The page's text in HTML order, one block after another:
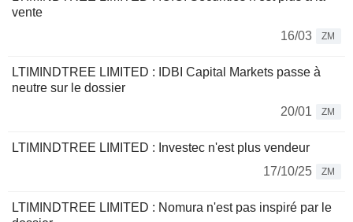
vente
16/03
ZM
LTIMINDTREE LIMITED : IDBI Capital Markets passe à
neutre sur le dossier
20/01
ZM
LTIMINDTREE LIMITED : Investec n'est plus vendeur
17/10/25
ZM
LTIMINDTREE LIMITED : Nomura n'est pas inspiré par le